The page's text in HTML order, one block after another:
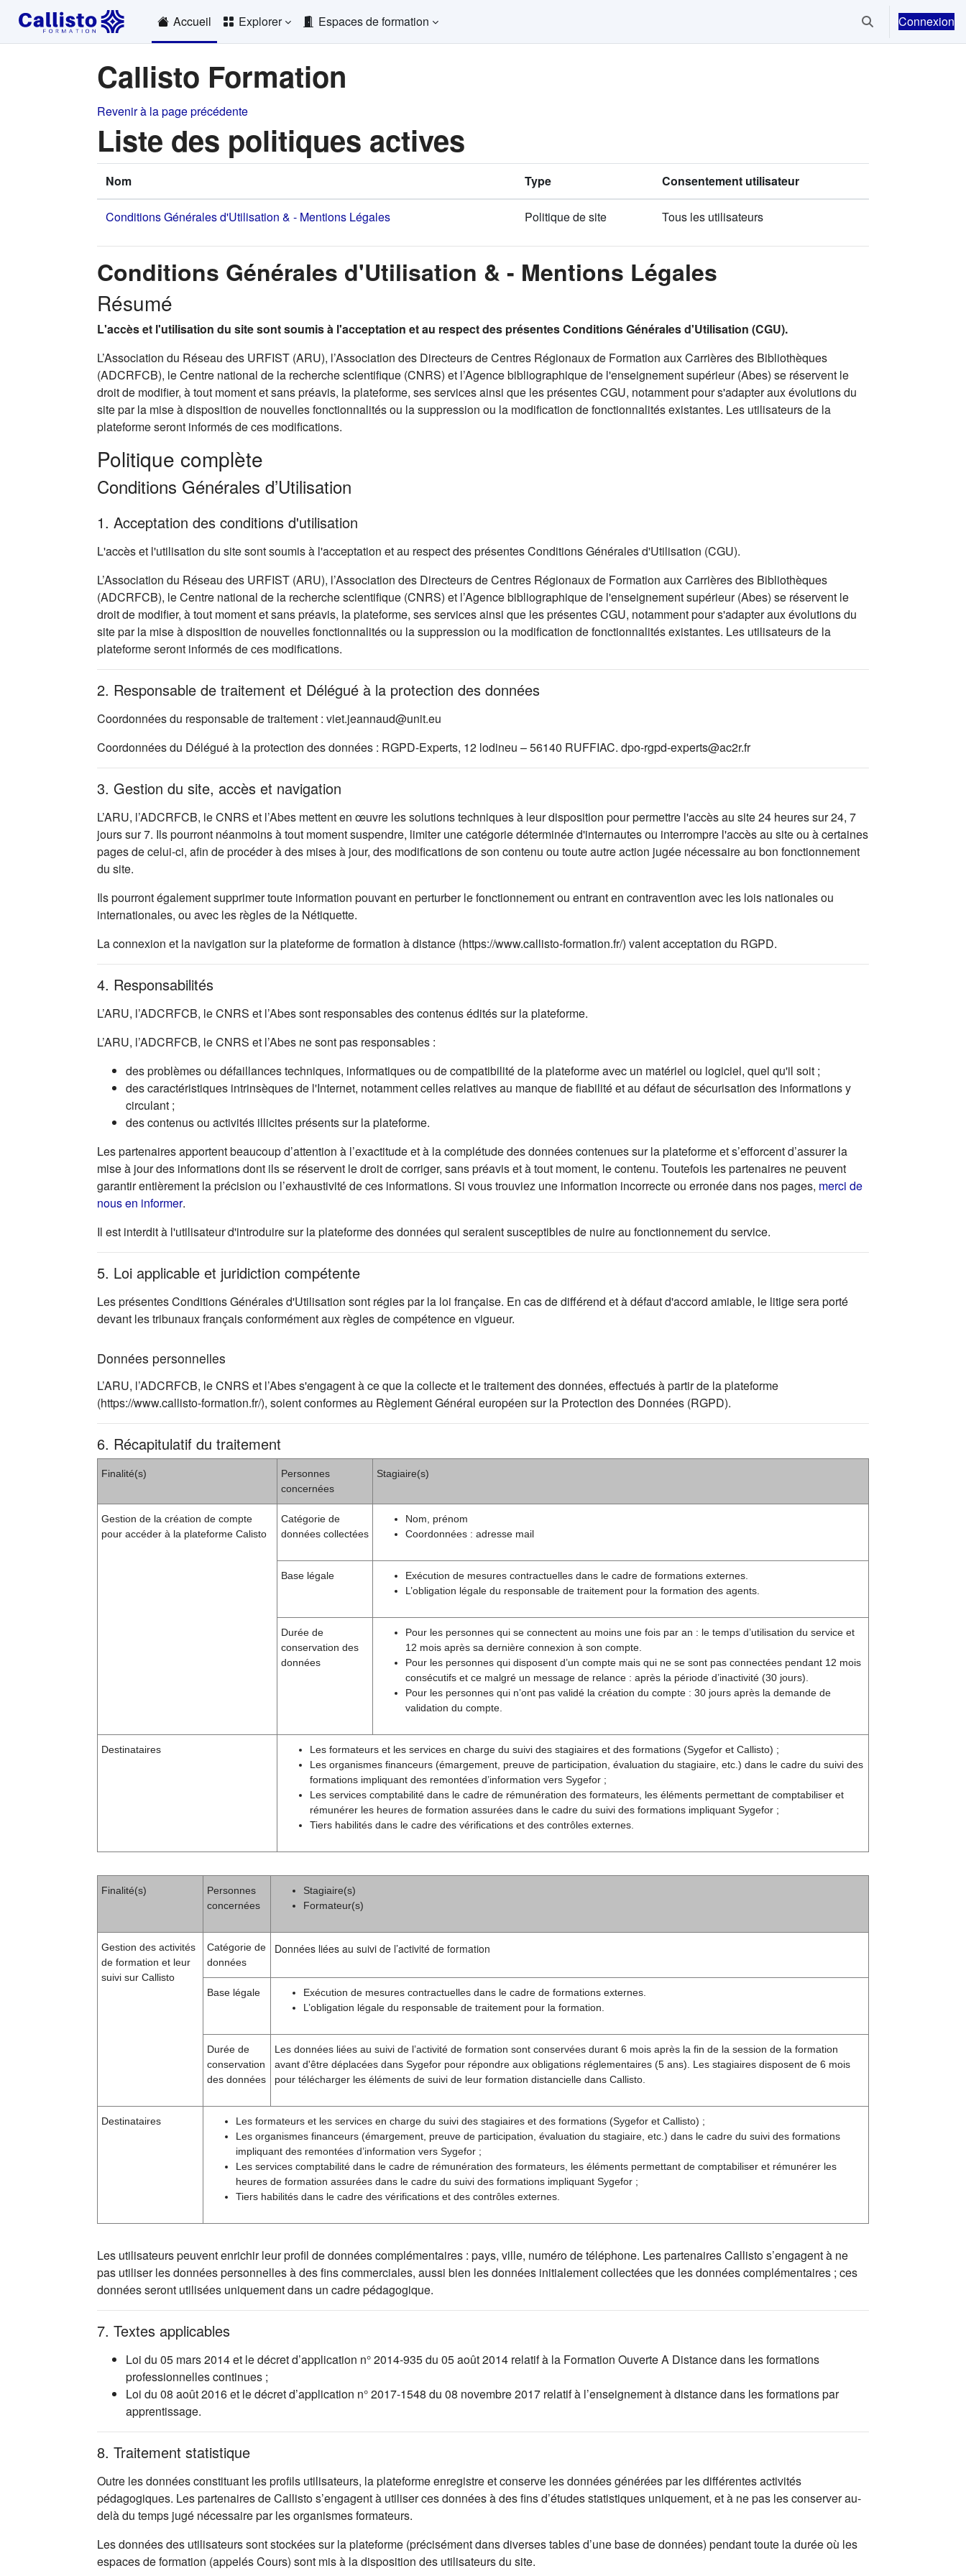
Passer au contenu principal
Accueil
Explorer Espaces de formation Activer/désactiver
Connexion
Callisto Formation
Revenir à la page précédente
Liste des politiques actives
Nom Type Consentement utilisateur
Conditions Générales d'Utilisation & - Mentions Légales Politique de site Tous les utilisateurs
Conditions Générales d'Utilisation & - Mentions Légales
Résumé
L'accès et l'utilisation du site sont soumis à l'acceptation et au respect des présentes Conditions Générales d'Utilisation (CGU).
L’Association du Réseau des URFIST (ARU), l’Association des Directeurs de Centres Régionaux de Formation aux Carrières des Bibliothèques
(ADCRFCB), le Centre national de la recherche scientifique (CNRS) et l’Agence bibliographique de l'enseignement supérieur (Abes) se réservent le
droit de modifier, à tout moment et sans préavis, la plateforme, ses services ainsi que les présentes CGU, notamment pour s'adapter aux évolutions du
site par la mise à disposition de nouvelles fonctionnalités ou la suppression ou la modification de fonctionnalités existantes. Les utilisateurs de la
plateforme seront informés de ces modifications.
Politique complète
Conditions Générales d’Utilisation
1. Acceptation des conditions d'utilisation
L'accès et l'utilisation du site sont soumis à l'acceptation et au respect des présentes Conditions Générales d'Utilisation (CGU).
L’Association du Réseau des URFIST (ARU), l’Association des Directeurs de Centres Régionaux de Formation aux Carrières des Bibliothèques
(ADCRFCB), le Centre national de la recherche scientifique (CNRS) et l’Agence bibliographique de l'enseignement supérieur (Abes) se réservent le
droit de modifier, à tout moment et sans préavis, la plateforme, ses services ainsi que les présentes CGU, notamment pour s'adapter aux évolutions du
site par la mise à disposition de nouvelles fonctionnalités ou la suppression ou la modification de fonctionnalités existantes. Les utilisateurs de la
plateforme seront informés de ces modifications.
2. Responsable de traitement et Délégué à la protection des données
Coordonnées du responsable de traitement : viet.jeannaud@unit.eu
Coordonnées du Délégué à la protection des données : RGPD-Experts, 12 lodineu – 56140 RUFFIAC. dpo-rgpd-experts@ac2r.fr
3. Gestion du site, accès et navigation
L’ARU, l’ADCRFCB, le CNRS et l’Abes mettent en œuvre les solutions techniques à leur disposition pour permettre l'accès au site 24 heures sur 24, 7
jours sur 7. Ils pourront néanmoins à tout moment suspendre, limiter une catégorie déterminée d'internautes ou interrompre l'accès au site ou à certaines
pages de celui-ci, afin de procéder à des mises à jour, des modifications de son contenu ou toute autre action jugée nécessaire au bon fonctionnement
du site.
Ils pourront également supprimer toute information pouvant en perturber le fonctionnement ou entrant en contravention avec les lois nationales ou
internationales, ou avec les règles de la Nétiquette.
La connexion et la navigation sur la plateforme de formation à distance (https://www.callisto-formation.fr/) valent acceptation du RGPD.
4. Responsabilités
L’ARU, l’ADCRFCB, le CNRS et l’Abes sont responsables des contenus édités sur la plateforme.
L’ARU, l’ADCRFCB, le CNRS et l’Abes ne sont pas responsables :
des problèmes ou défaillances techniques, informatiques ou de compatibilité de la plateforme avec un matériel ou logiciel, quel qu'il soit ;
des caractéristiques intrinsèques de l'Internet, notamment celles relatives au manque de fiabilité et au défaut de sécurisation des informations y
circulant ;
des contenus ou activités illicites présents sur la plateforme.
Les partenaires apportent beaucoup d’attention à l’exactitude et à la complétude des données contenues sur la plateforme et s’efforcent d’assurer la
mise à jour des informations dont ils se réservent le droit de corriger, sans préavis et à tout moment, le contenu. Toutefois les partenaires ne peuvent
garantir entièrement la précision ou l’exhaustivité de ces informations. Si vous trouviez une information incorrecte ou erronée dans nos pages, merci de
nous en informer(s'ouvre dans un nouvel onglet)
.
Il est interdit à l'utilisateur d'introduire sur la plateforme des données qui seraient susceptibles de nuire au fonctionnement du service.
5. Loi applicable et juridiction compétente
Les présentes Conditions Générales d'Utilisation sont régies par la loi française. En cas de différend et à défaut d'accord amiable, le litige sera porté
devant les tribunaux français conformément aux règles de compétence en vigueur.
Données personnelles
L’ARU, l’ADCRFCB, le CNRS et l’Abes s'engagent à ce que la collecte et le traitement des données, effectués à partir de la plateforme
(https://www.callisto-formation.fr/), soient conformes au Règlement Général européen sur la Protection des Données (RGPD).
6. Récapitulatif du traitement
Finalité(s)
Personnes
concernées
Stagiaire(s)
Gestion de la création de compte
pour accéder à la plateforme Calisto
Catégorie de
données collectées
Nom, prénom
Coordonnées : adresse mail
Base légale
Exécution de mesures contractuelles dans le cadre de formations externes.
L’obligation légale du responsable de traitement pour la formation des agents.
Durée de
conservation des
données
Pour les personnes qui se connectent au moins une fois par an : le temps d’utilisation du service et
12 mois après sa dernière connexion à son compte.
Pour les personnes qui disposent d’un compte mais qui ne se sont pas connectées pendant 12 mois
consécutifs et ce malgré un message de relance : après la période d’inactivité (30 jours).
Pour les personnes qui n’ont pas validé la création du compte : 30 jours après la demande de
validation du compte.
Destinataires
Les formateurs et les services en charge du suivi des stagiaires et des formations (Sygefor et Callisto) ;
Les organismes financeurs (émargement, preuve de participation, évaluation du stagiaire, etc.) dans le cadre du suivi des
formations impliquant des remontées d’information vers Sygefor ;
Les services comptabilité dans le cadre de rémunération des formateurs, les éléments permettant de comptabiliser et
rémunérer les heures de formation assurées dans le cadre du suivi des formations impliquant Sygefor ;
Tiers habilités dans le cadre des vérifications et des contrôles externes.
Finalité(s)
Personnes
concernées
Stagiaire(s)
Formateur(s)
Gestion des activités
de formation et leur
suivi sur Callisto
Catégorie de
données
Données liées au suivi de l’activité de formation
Base légale
Exécution de mesures contractuelles dans le cadre de formations externes.
L’obligation légale du responsable de traitement pour la formation.
Durée de
conservation
des données
Les données liées au suivi de l’activité de formation sont conservées durant 6 mois après la fin de la session de la formation
avant d'être déplacées dans Sygefor pour répondre aux obligations réglementaires (5 ans). Les stagiaires disposent de 6 mois
pour télécharger les éléments de suivi de leur formation distancielle dans Callisto.
Destinataires
Les formateurs et les services en charge du suivi des stagiaires et des formations (Sygefor et Callisto) ;
Les organismes financeurs (émargement, preuve de participation, évaluation du stagiaire, etc.) dans le cadre du suivi des formations
impliquant des remontées d’information vers Sygefor ;
Les services comptabilité dans le cadre de rémunération des formateurs, les éléments permettant de comptabiliser et rémunérer les
heures de formation assurées dans le cadre du suivi des formations impliquant Sygefor ;
Tiers habilités dans le cadre des vérifications et des contrôles externes.
Les utilisateurs peuvent enrichir leur profil de données complémentaires : pays, ville, numéro de téléphone. Les partenaires Callisto s’engagent à ne
pas utiliser les données personnelles à des fins commerciales, aussi bien les données initialement collectées que les données complémentaires ; ces
données seront utilisées uniquement dans un cadre pédagogique.
7. Textes applicables
Loi du 05 mars 2014 et le décret d’application n° 2014-935 du 05 août 2014 relatif à la Formation Ouverte A Distance dans les formations
professionnelles continues ;
Loi du 08 août 2016 et le décret d’application n° 2017-1548 du 08 novembre 2017 relatif à l’enseignement à distance dans les formations par
apprentissage.
8. Traitement statistique
Outre les données constituant les profils utilisateurs, la plateforme enregistre et conserve les données générées par les différentes activités
pédagogiques. Les partenaires de Callisto s’engagent à utiliser ces données à des fins d’études statistiques uniquement, et à ne pas les conserver au-
delà du temps jugé nécessaire par les organismes formateurs.
Les données des utilisateurs sont stockées sur la plateforme (précisément dans diverses tables d’une base de données) pendant toute la durée où les
espaces de formation (appelés Cours) sont mis à la disposition des utilisateurs du site.